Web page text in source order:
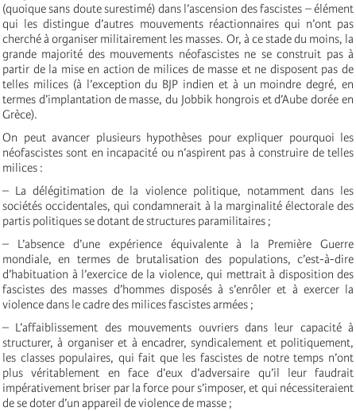
(quoique sans doute surestimé) dans l’ascension des fascistes – élément
qui les distingue d’autres mouvements réactionnaires qui n’ont pas
cherché à organiser militairement les masses. Or, à ce stade du moins, la
grande majorité des mouvements néofascistes ne se construit pas à
partir de la mise en action de milices de masse et ne disposent pas de
telles milices (à l’exception du BJP indien et à un moindre degré, en
termes d’implantation de masse, du Jobbik hongrois et d’Aube dorée en
Grèce).
On peut avancer plusieurs hypothèses pour expliquer pourquoi les
néofascistes sont en incapacité ou n’aspirent pas à construire de telles
milices :
– La délégitimation de la violence politique, notamment dans les
sociétés occidentales, qui condamnerait à la marginalité électorale des
partis politiques se dotant de structures paramilitaires ;
– L’absence d’une expérience équivalente à la Première Guerre
mondiale, en termes de brutalisation des populations, c’est-à-dire
d’habituation à l’exercice de la violence, qui mettrait à disposition des
fascistes des masses d’hommes disposés à s’enrôler et à exercer la
violence dans le cadre des milices fascistes armées ;
– L’affaiblissement des mouvements ouvriers dans leur capacité à
structurer, à organiser et à encadrer, syndicalement et politiquement,
les classes populaires, qui fait que les fascistes de notre temps n’ont
plus véritablement en face d’eux d’adversaire qu’il leur faudrait
impérativement briser par la force pour s’imposer, et qui nécessiteraient
de se doter d’un appareil de violence de masse ;